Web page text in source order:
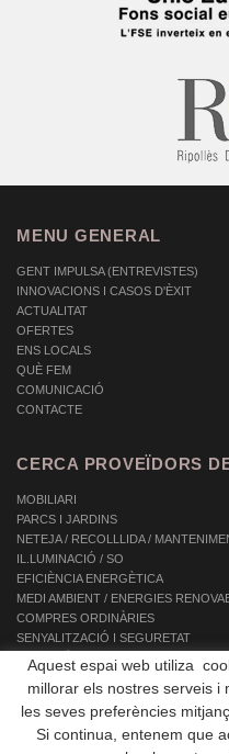
MENU GENERAL
GENT IMPULSA (ENTREVISTES)
INNOVACIONS I CASOS D'ÈXIT
ACTUALITAT
OFERTES
ENS LOCALS
QUÈ FEM
COMUNICACIÓ
CONTACTE
CERCA PROVEÏDORS
MOBILIARI
PARCS I JARDINS
NETEJA / RECOLLLIDA /
IL.LUMINACIÓ / SO
EFICIÈNCIA ENERGÈTICA
MEDI AMBIENT / ENERGIES
COMPRES ORDINÀRIES
SENYALITZACIÓ I SEGURETAT
INFORMÀTICA / TIC /
AUTOMOCIÓ / TRANSPORT /
EQUIPAMENTS
OBRES PÚBLIQUES / CONSTRUCCIÓ
Aquest espai web utiliza
millorar els nostres serveis i
les seves preferències
Si continua, entenem que